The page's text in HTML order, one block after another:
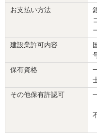
お支払い方法
建設業許可内容
保有資格
その他保有許認可